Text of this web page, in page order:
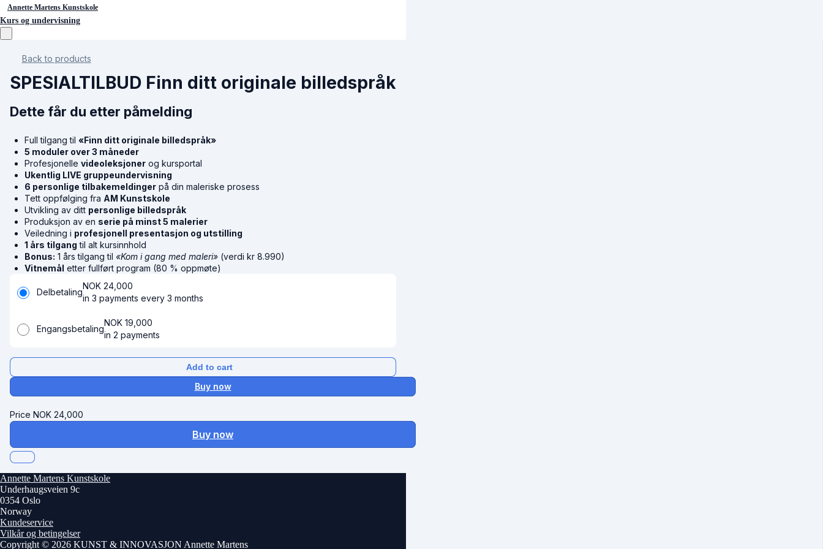
Annette Martens Kunstskole
Kurs og undervisning
Back to products
SPESIALTILBUD Finn ditt originale billedspråk
Dette får du etter påmelding
Full tilgang til «Finn ditt originale billedspråk»
5 moduler over 3 måneder
Profesjonelle videoleksjoner og kursportal
Ukentlig LIVE gruppeundervisning
6 personlige tilbakemeldinger på din maleriske prosess
Tett oppfølging fra AM Kunstskole
Utvikling av ditt personlige billedspråk
Produksjon av en serie på minst 5 malerier
Veiledning i profesjonell presentasjon og utstilling
1 års tilgang til alt kursinnhold
Bonus: 1 års tilgang til «Kom i gang med maleri» (verdi kr 8.990)
Vitnemål etter fullført program (80 % oppmøte)
Delbetaling
NOK 24,000
in 3 payments every 3 months
Engangsbetaling
NOK 19,000
in 2 payments
Add to cart
Buy now
Price NOK 24,000
Buy now
Annette Martens Kunstskole
Underhaugsveien 9c
0354 Oslo
Norway
Kundeservice
Vilkår og betingelser
Copyright © 2026 KUNST & INNOVASJON Annette Martens